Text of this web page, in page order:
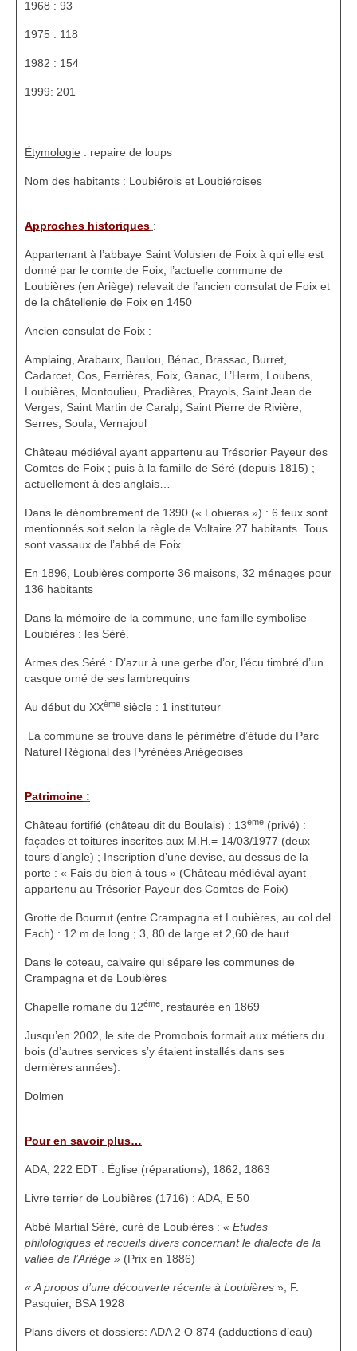
HGL: 1352 à 1499
Alfred Parens
La garde aux Pyrénées de 1808 à 1814
1968 : 93
1975 : 118
1982 : 154
1999: 201
Étymologie : repaire de loups
Nom des habitants : Loubiérois et Loubiéroises
Approches historiques :
Appartenant à l’abbaye Saint Volusien de Foix à qui elle est
donné par le comte de Foix, l’actuelle commune de
Loubières (en Ariège) relevait de l’ancien consulat de Foix et
de la châtellenie de Foix en 1450
Ancien consulat de Foix :
Amplaing, Arabaux, Baulou, Bénac, Brassac, Burret,
Cadarcet, Cos, Ferrières, Foix, Ganac, L’Herm, Loubens,
Loubières, Montoulieu, Pradières, Prayols, Saint Jean de
Verges, Saint Martin de Caralp, Saint Pierre de Rivière,
Serres, Soula, Vernajoul
Château médiéval ayant appartenu au Trésorier Payeur des
Comtes de Foix ; puis à la famille de Séré (depuis 1815) ;
actuellement à des anglais…
Dans le dénombrement de 1390 (« Lobieras ») : 6 feux sont
mentionnés soit selon la règle de Voltaire 27 habitants. Tous
sont vassaux de l’abbé de Foix
En 1896, Loubières comporte 36 maisons, 32 ménages pour
136 habitants
Dans la mémoire de la commune, une famille symbolise
Loubières : les Séré.
Armes des Séré : D’azur à une gerbe d’or, l’écu timbré d’un
casque orné de ses lambrequins
Au début du XXème siècle : 1 instituteur
La commune se trouve dans le périmètre d’étude du Parc
Naturel Régional des Pyrénées Ariégeoises
Patrimoine :
Château fortifié (château dit du Boulais) : 13ème (privé) :
façades et toitures inscrites aux M.H.= 14/03/1977 (deux
tours d’angle) ; Inscription d’une devise, au dessus de la
porte : « Fais du bien à tous » (Château médiéval ayant
appartenu au Trésorier Payeur des Comtes de Foix)
Grotte de Bourrut (entre Crampagna et Loubières, au col del
Fach) : 12 m de long ; 3, 80 de large et 2,60 de haut
Dans le coteau, calvaire qui sépare les communes de
Crampagna et de Loubières
Chapelle romane du 12ème , restaurée en 1869
Jusqu’en 2002, le site de Promobois formait aux métiers du
bois (d’autres services s’y étaient installés dans ses
dernières années).
Dolmen
Pour en savoir plus…
ADA, 222 EDT : Église (réparations), 1862, 1863
Livre terrier de Loubières (1716) : ADA, E 50
Abbé Martial Séré, curé de Loubières : « Etudes
philologiques et recueils divers concernant le dialecte de la
vallée de l’Ariège » (Prix en 1886)
« A propos d’une découverte récente à Loubières », F.
Pasquier, BSA 1928
Plans divers et dossiers: ADA 2 O 874 (adductions d’eau)